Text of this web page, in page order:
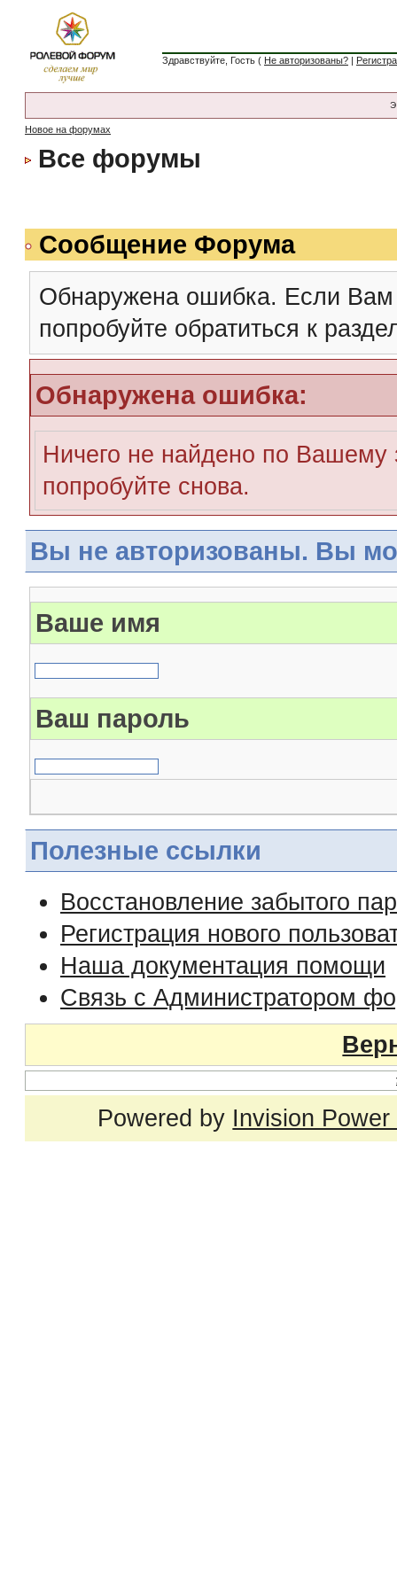
Здравствуйте, Гость ( Не авторизованы? |
Новое на форумах
Все форумы
Сообщение Форума
Обнаружена ошибка. Если
попробуйте обратиться к
Обнаружена ошибка:
Ничего не найдено по Вашему
попробуйте снова.
Вы не авторизованы. Вы
Ваше имя
Ваш пароль
Полезные ссылки
Восстановление забытого
Регистрация нового
Наша документация помощи
Связь с Администратором
Powered by Invision Power